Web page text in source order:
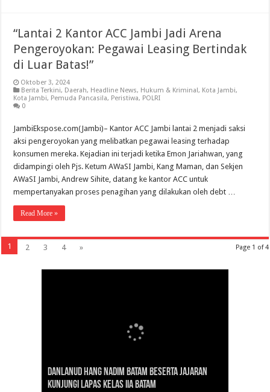
“Lantai 2 Kantor ACC Jambi Jadi Arena
Pengeroyokan: Pegawai Leasing Bertindak
di Luar Batas!”
Oktober 3, 2024
Berita Terkini, Daerah, Headline News, Hukum & Kriminal, Kota Jambi,
Kota Jambi, Pemuda Pancasila, Peristiwa, POLRI
0
JambiEkspose.com(Jambi)– Kantor ACC Jambi lantai 2 menjadi saksi
aksi pengeroyokan yang melibatkan pegawai leasing terhadap
konsumen mereka. Kejadian ini terjadi ketika Emon Jariahwan, yang
didampingi oleh Pjs. Ketum AWaSI Jambi, Kang Maman, dan Sekjen
AWaSI Jambi, Andrew Sihite, datang ke kantor ACC untuk
mempertanyakan proses penagihan yang dilakukan oleh debt …
Read More »
Page 1 of 4
1 2 3 4 »
Danlanud Hang Nadim Batam Beserta Jajaran
Kunjungi Lapas Kelas IIA Batam
Silaturahmi dan Reses Komite I DPD RI di Polda
Jambi Bahas Sinergitas Penanganan Narkotika
Edukasi Pembentukan Karakter Generasi
Penerus
Cepat Beroperasi Agar Bisa Layani Masyarakat
Penuhi Kebutuhannya
Nusantara: Ratu Wangsa, Wanita Berkelas
dengan Pengaruh Internasional